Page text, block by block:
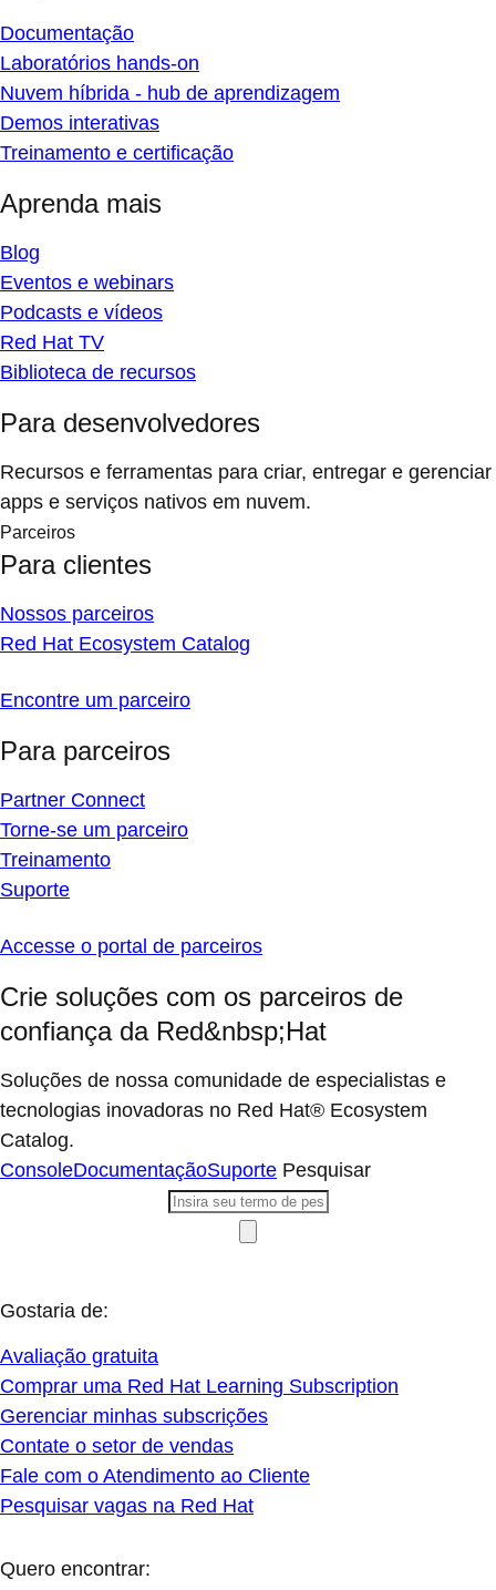
Documentação
Laboratórios hands-on
Nuvem híbrida - hub de aprendizagem
Demos interativas
Treinamento e certificação
Aprenda mais
Blog
Eventos e webinars
Podcasts e vídeos
Red Hat TV
Biblioteca de recursos
Para desenvolvedores
Recursos e ferramentas para criar, entregar e gerenciar
apps e serviços nativos em nuvem.
Parceiros
Para clientes
Nossos parceiros
Red Hat Ecosystem Catalog
Encontre um parceiro
Para parceiros
Partner Connect
Torne-se um parceiro
Treinamento
Suporte
Accesse o portal de parceiros
Crie soluções com os parceiros de
confiança da Red&nbsp;Hat
Soluções de nossa comunidade de especialistas e
tecnologias inovadoras no Red Hat® Ecosystem
Catalog.
ConsoleDocumentaçãoSuporte Pesquisar
Gostaria de:
Avaliação gratuita
Comprar uma Red Hat Learning Subscription
Gerenciar minhas subscrições
Contate o setor de vendas
Fale com o Atendimento ao Cliente
Pesquisar vagas na Red Hat
Quero encontrar: